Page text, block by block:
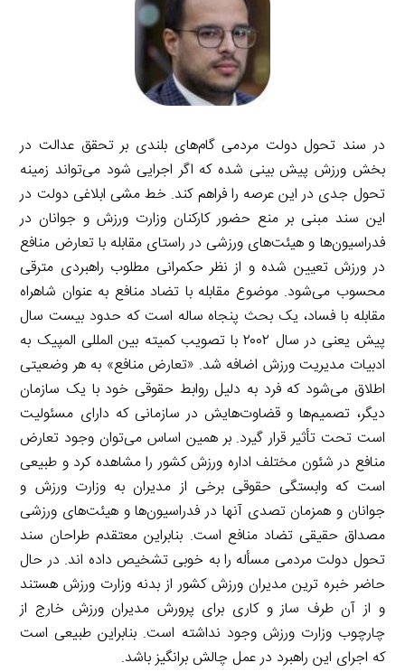
در سند تحول دولت مردمی گام‌های بلندی بر تحقق عدالت در
بخش ورزش پیش بینی شده که اگر اجرایی شود می‌تواند زمینه
تحول جدی در این عرصه را فراهم کند. خط مشی ابلاغی دولت در
این سند مبنی بر منع حضور کارکنان وزارت ورزش و جوانان در
فدراسیون‌ها و هیئت‌های ورزشی در راستای مقابله با تعارض منافع
در ورزش تعیین شده و از نظر حکمرانی مطلوب راهبردی مترقی
محسوب می‌شود. موضوع مقابله با تضاد منافع به عنوان شاهراه
مقابله با فساد، یک بحث پنجاه ساله است که حدود بیست سال
پیش یعنی در سال ۲۰۰۲ با تصویب کمیته بین المللی المپیک به
ادبیات مدیریت ورزش اضافه شد. «تعارض منافع» به هر وضعیتی
اطلاق می‌شود که فرد به دلیل روابط حقوقی خود با یک سازمان
دیگر، تصمیم‌ها و قضاوت‌هایش در سازمانی که دارای مسئولیت
است تحت تأثیر قرار گیرد. بر همین اساس می‌توان وجود تعارض
منافع در شئون مختلف اداره ورزش کشور را مشاهده کرد و طبیعی
است که وابستگی حقوقی برخی از مدیران به وزارت ورزش و
جوانان و همزمان تصدی آنها در فدراسیون‌ها و هیئت‌های ورزشی
مصداق حقیقی تضاد منافع است. بنابراین معتقدم طراحان سند
تحول دولت مردمی مسأله را به خوبی تشخیص داده اند. در حال
حاضر خبره ترین مدیران ورزش کشور از بدنه وزارت ورزش هستند
و از آن طرف ساز و کاری برای پرورش مدیران ورزش خارج از
چارچوب وزارت ورزش وجود نداشته است. بنابراین طبیعی است
که اجرای این راهبرد در عمل چالش برانگیز باشد.